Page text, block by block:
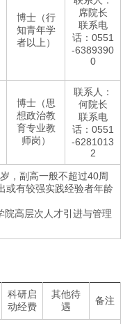
博士（行
知青年学
者以上）
席院长
联系电
话：0551
-6389390
0
博士（思
想政治教
育专业教
师岗）
联系人：
何院长
联系电
话：0551
-6281013
2
，副高一般不超过40周
或有较强实践经验者年龄
院高层次人才引进与管理
科研启
动经费
其他待
遇
备注